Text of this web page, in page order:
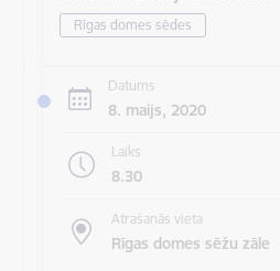
Rīgas domes sēdes
Datums
8. maijs, 2020
Laiks
8.30
Atrašanās vieta
Rīgas domes sēžu zāle